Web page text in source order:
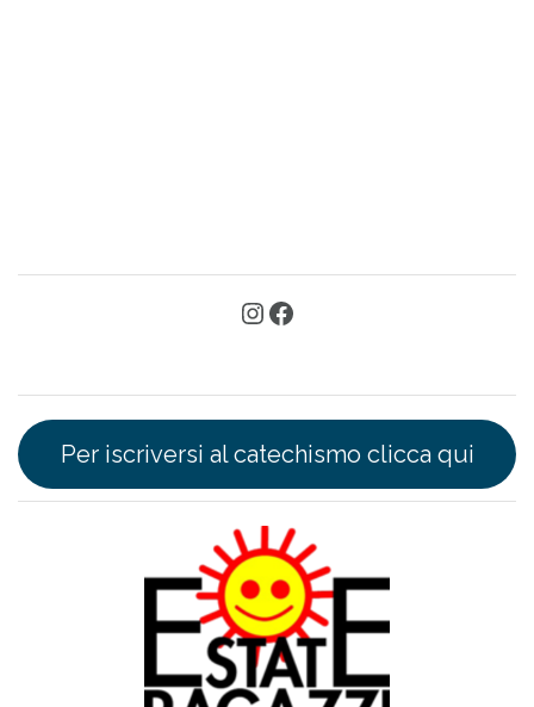
Per iscriversi al catechismo clicca qui